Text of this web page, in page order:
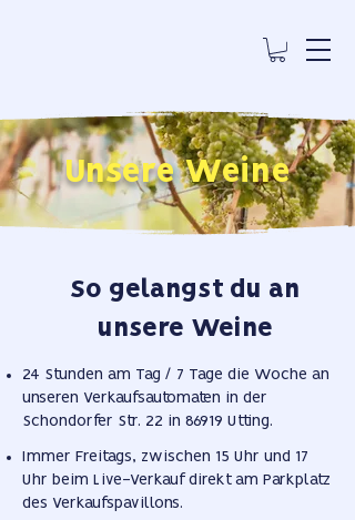
Unsere Weine
So gelangst du an
unsere Weine
24 Stunden am Tag / 7 Tage die Woche an
unseren Verkaufsautomaten in der
Schondorfer Str. 22 in 86919 Utting.
Immer Freitags, zwischen 15 Uhr und 17
Uhr beim Live-Verkauf direkt am Parkplatz
des Verkaufspavillons.